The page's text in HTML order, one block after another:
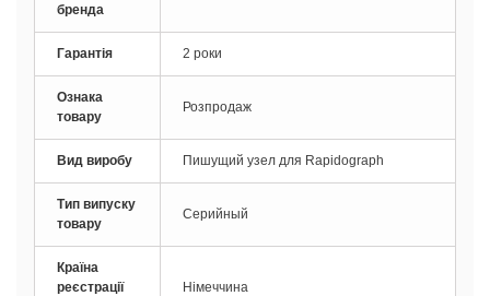
бренда
Гарантія 2 роки
Ознака
товару
Розпродаж
Вид виробу Пишущий узел для Rapidograph
Тип випуску
товару
Серийный
Країна
реєстрації
Німеччина